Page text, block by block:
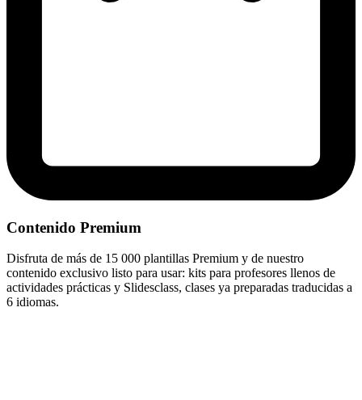
Contenido Premium
Disfruta de más de 15 000 plantillas Premium y de nuestro
contenido exclusivo listo para usar: kits para profesores llenos de
actividades prácticas y Slidesclass, clases ya preparadas traducidas a
6 idiomas.